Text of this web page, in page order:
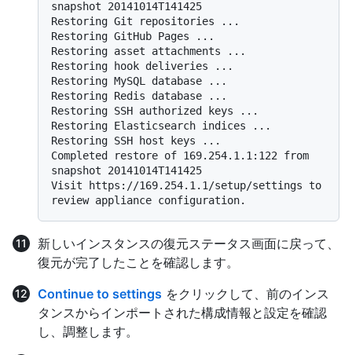
snapshot 20141014T141425
Restoring Git repositories ...
Restoring GitHub Pages ...
Restoring asset attachments ...
Restoring hook deliveries ...
Restoring MySQL database ...
Restoring Redis database ...
Restoring SSH authorized keys ...
Restoring Elasticsearch indices ...
Restoring SSH host keys ...
Completed restore of 169.254.1.1:122 from
snapshot 20141014T141425
Visit https://169.254.1.1/setup/settings to
新しいインスタンスの復元ステータス画面に戻って、
復元が完了したことを確認します。
Continue to settings をクリックして、前のインス
タンスからインポートされた構成情報と設定を確認
し、調整します。